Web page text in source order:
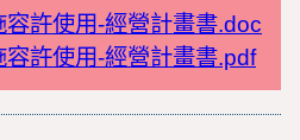
許使用-經營計畫書.doc
許使用-經營計畫書.pdf